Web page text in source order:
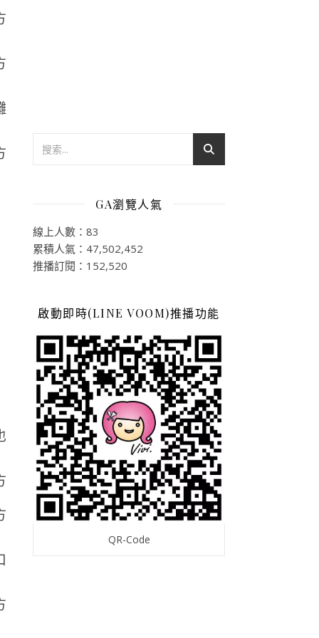
GA瀏覽人氣
線上人數：83
累積人氣：47,502,452
推播訂閱：152,520
啟動即時(LINE VOOM)推播功能
QR-Code